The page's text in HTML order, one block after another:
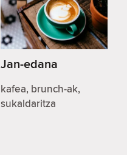
Jan-edana
kafea, brunch-ak,
sukaldaritza